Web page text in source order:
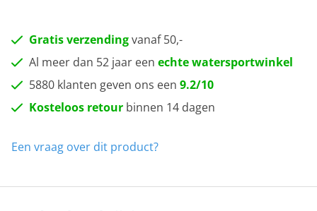
Gratis verzendingvanaf 50,-
Al meer dan 52 jaar een echte watersportwinkel
5880 klanten geven ons een 9.2/10
Kosteloos retour binnen 14 dagen
Een vraag over dit product?